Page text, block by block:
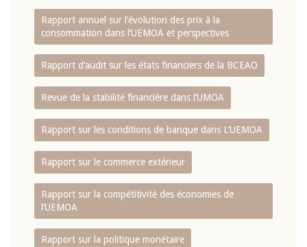
Rapport annuel sur l‘évolution des prix à la
consommation dans l‘UEMOA et perspectives
Rapport d‘audit sur les états financiers de la BCEAO
Revue de la stabilité financière dans l‘UMOA
Rapport sur les conditions de banque dans L‘UEMOA
Rapport sur le commerce extérieur
Rapport sur la compétitivité des économies de
l‘UEMOA
Rapport sur la politique monétaire